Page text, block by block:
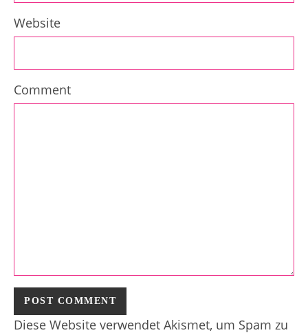
Website
Comment
Diese Website verwendet Akismet, um Spam zu